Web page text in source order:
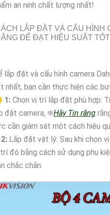
an ninh chất lượng nhất!
LẮP ĐẶT VÀ CẤU HÌNH
ĐỂ ĐẠT HIỆU SUẤT
lắp đặt và cấu hình camera
nhất, bạn cần thực hiện các
1: Chọn vị trí lắp đặt phù hợp:
đặt camera, ❈Hãy Tin rằng
cần giám sát một cách hiệu
2: Lắp đặt vật lý: Sau khi chọn
đó bằng cách sử dụng phụ
chắc chắn.